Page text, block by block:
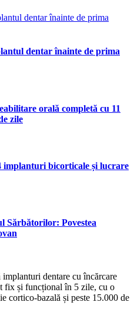
dentar înainte de prima
orală completă cu 11
zile
implanturi bicorticale și lucrare
Sărbătorilor: Povestea
dentare cu încărcare
fix și funcțional în 5 zile, cu o
cortico-bazală și peste 15.000 de